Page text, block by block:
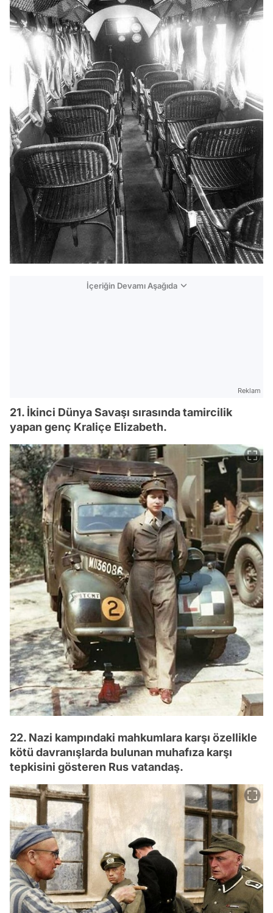
İçeriğin Devamı Aşağıda
Reklam
21. İkinci Dünya Savaşı sırasında tamircilik
yapan genç Kraliçe Elizabeth.
22. Nazi kampındaki mahkumlara karşı özellikle
kötü davranışlarda bulunan muhafıza karşı
tepkisini gösteren Rus vatandaş.